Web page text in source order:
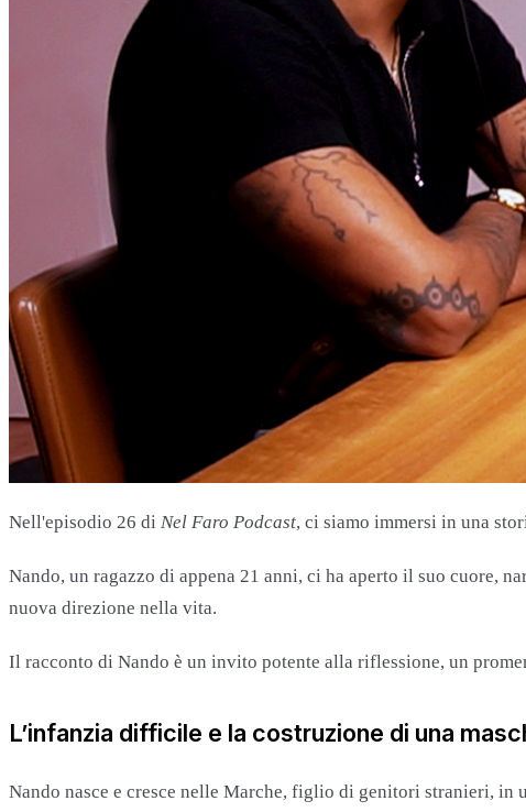
Nell'episodio 26 di Nel Faro Podcast, ci siamo immersi in una
Nando, un ragazzo di appena 21 anni, ci ha aperto il suo cuore,
nuova direzione nella vita.
Il racconto di Nando è un invito potente alla riflessione, un
L’infanzia difficile e la costruzione di una
Nando nasce e cresce nelle Marche, figlio di genitori stranieri, in